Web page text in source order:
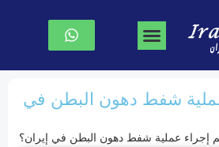
شفط دهون البطن في
عملية شفط دهون البطن في إيران؟